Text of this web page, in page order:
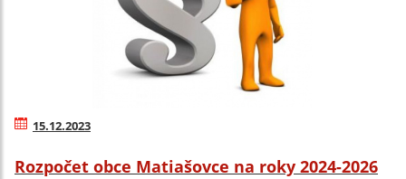
15.12.2023
Rozpočet obce Matiašovce na roky 2024-2026